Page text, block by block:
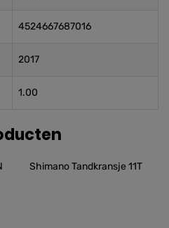
4524667687016
2017
1.00
Shimano Tandkransje 11T